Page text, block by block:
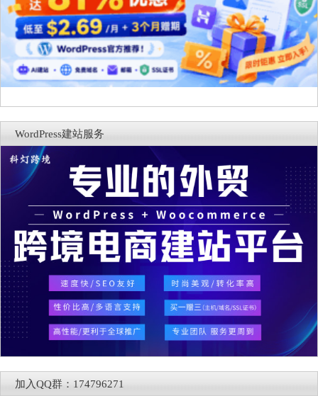
WordPress建站服务
加入QQ群：174796271